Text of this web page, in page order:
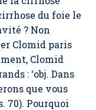
du foie le
? Non
Clomid paris
Clomid
: ‘obj. Dans
que vous
70). Pourquoi